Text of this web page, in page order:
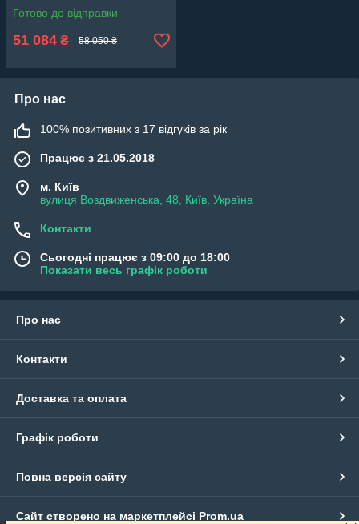
Готово до відправки
51 084 ₴ 58 050 ₴
Про нас
100% позитивних з 17 відгуків за рік
Працює з 21.05.2018
м. Київ
вулиця Воздвиженська, 48, Київ, Україна
Контакти
Сьогодні працює з 09:00 до 18:00
Показати весь графік роботи
Про нас
Контакти
Доставка та оплата
Графік роботи
Повна версія сайту
Сайт створено на маркетплейсі Prom.ua